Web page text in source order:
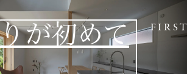
が初めて